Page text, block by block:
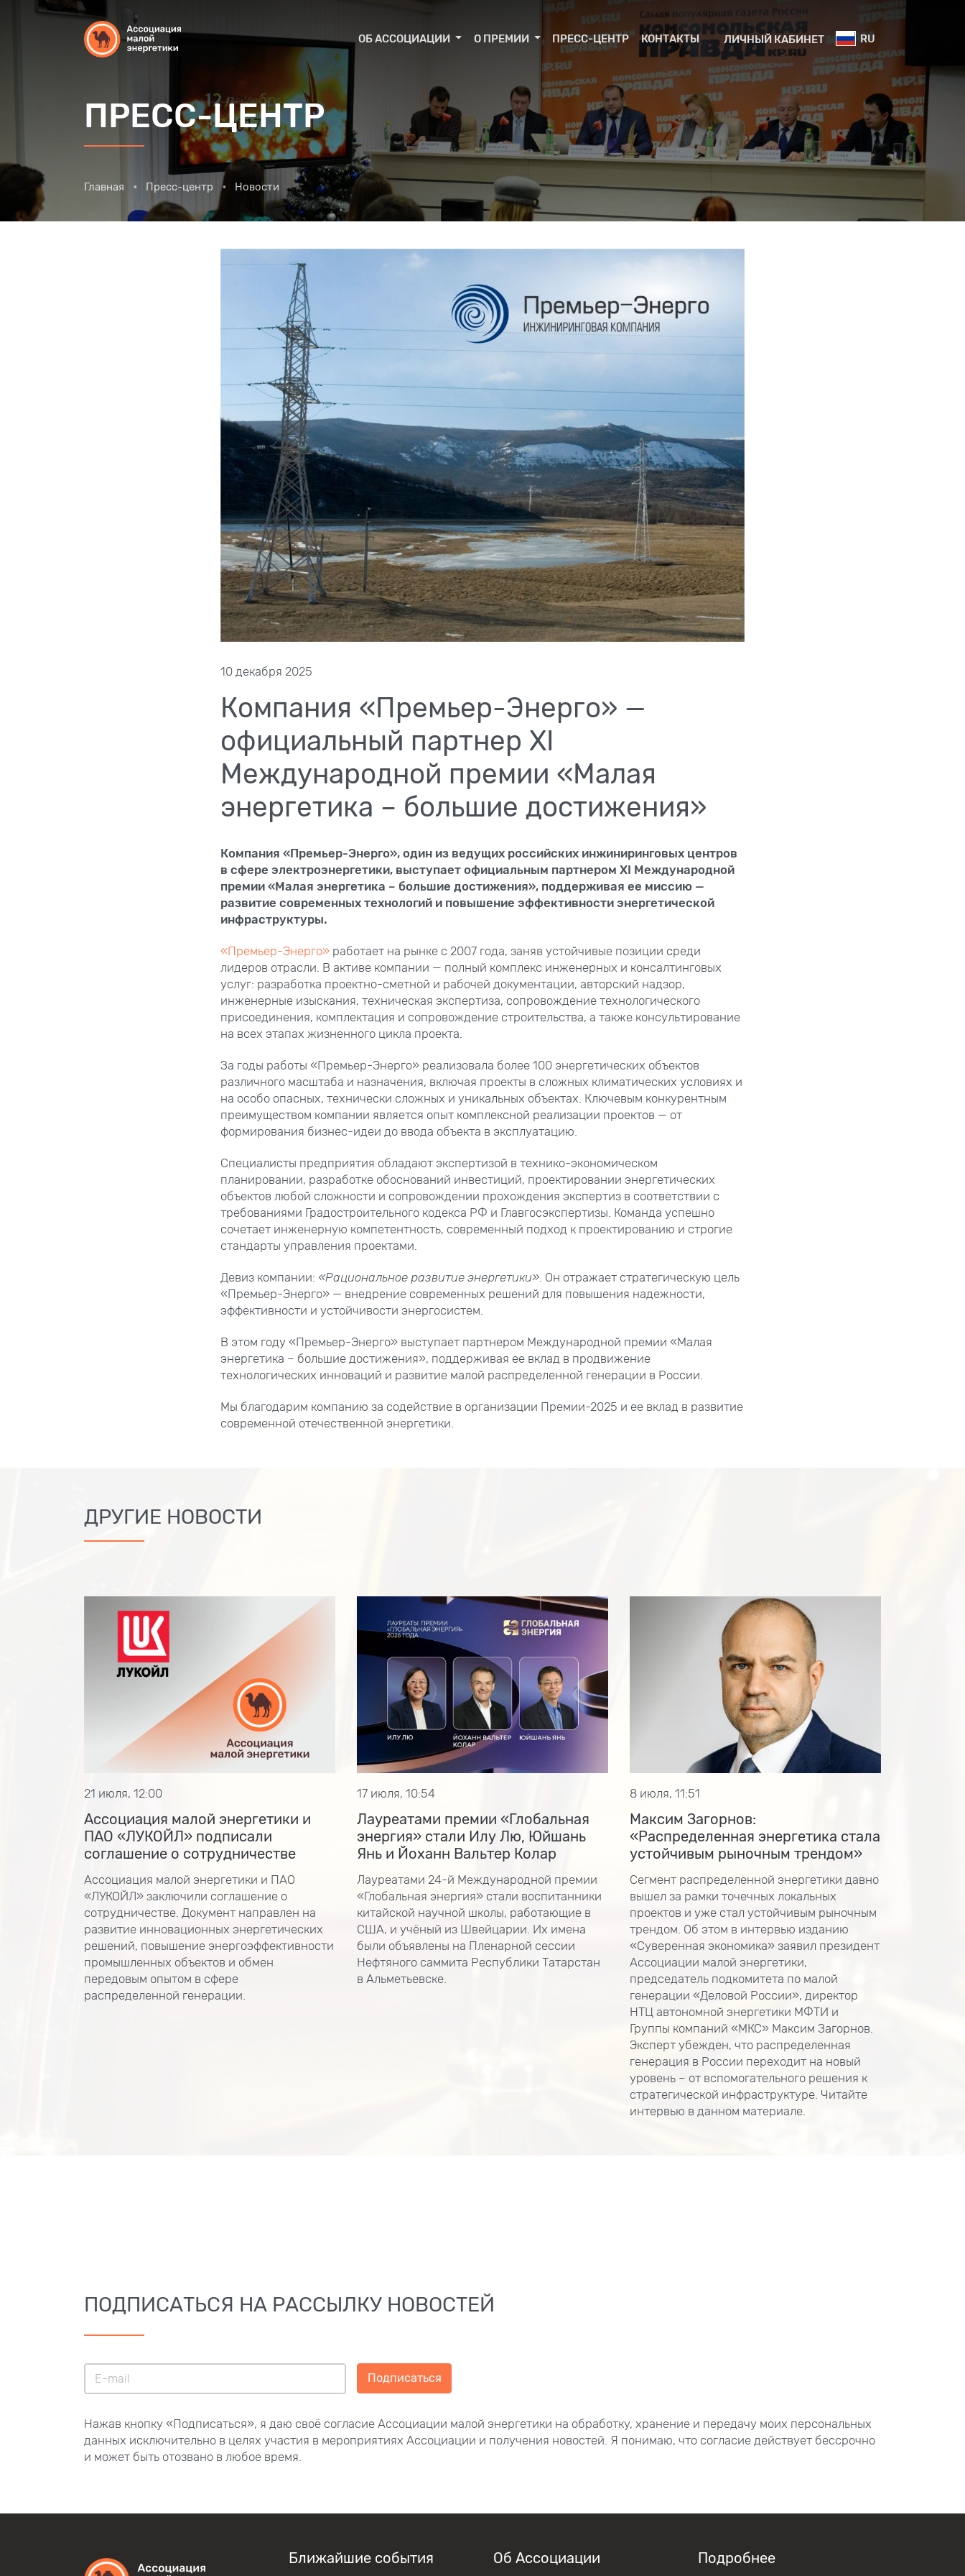
ЛИЧНЫЙ КАБИНЕТ RU
ОБ АССОЦИАЦИИ О ПРЕМИИ ПРЕСС-ЦЕНТР КОНТАКТЫ
ПРЕСС-ЦЕНТР
Главная Пресс-центр Новости
10 декабря 2025
Компания «Премьер-Энерго» —
официальный партнер XI
Международной премии «Малая
энергетика – большие достижения»
Компания «Премьер-Энерго», один из ведущих российских инжиниринговых центров
в сфере электроэнергетики, выступает официальным партнером XI Международной
премии «Малая энергетика – большие достижения», поддерживая ее миссию —
развитие современных технологий и повышение эффективности энергетической
инфраструктуры.
«Премьер-Энерго» работает на рынке с 2007 года, заняв устойчивые позиции среди
лидеров отрасли. В активе компании — полный комплекс инженерных и консалтинговых
услуг: разработка проектно-сметной и рабочей документации, авторский надзор,
инженерные изыскания, техническая экспертиза, сопровождение технологического
присоединения, комплектация и сопровождение строительства, а также консультирование
на всех этапах жизненного цикла проекта.
За годы работы «Премьер-Энерго» реализовала более 100 энергетических объектов
различного масштаба и назначения, включая проекты в сложных климатических условиях и
на особо опасных, технически сложных и уникальных объектах. Ключевым конкурентным
преимуществом компании является опыт комплексной реализации проектов — от
формирования бизнес-идеи до ввода объекта в эксплуатацию.
Специалисты предприятия обладают экспертизой в технико-экономическом
планировании, разработке обоснований инвестиций, проектировании энергетических
объектов любой сложности и сопровождении прохождения экспертиз в соответствии с
требованиями Градостроительного кодекса РФ и Главгосэкспертизы. Команда успешно
сочетает инженерную компетентность, современный подход к проектированию и строгие
стандарты управления проектами.
Девиз компании: «Рациональное развитие энергетики» . Он отражает стратегическую цель
«Премьер-Энерго» — внедрение современных решений для повышения надежности,
эффективности и устойчивости энергосистем.
В этом году «Премьер-Энерго» выступает партнером Международной премии «Малая
энергетика – большие достижения», поддерживая ее вклад в продвижение
технологических инноваций и развитие малой распределенной генерации в России.
Мы благодарим компанию за содействие в организации Премии-2025 и ее вклад в развитие
современной отечественной энергетики.
ДРУГИЕ НОВОСТИ
21 июля, 12:00
Ассоциация малой энергетики и
ПАО «ЛУКОЙЛ» подписали
соглашение о сотрудничестве
Ассоциация малой энергетики и ПАО
«ЛУКОЙЛ» заключили соглашение о
сотрудничестве. Документ направлен на
развитие инновационных энергетических
решений, повышение энергоэффективности
промышленных объектов и обмен
передовым опытом в сфере
распределенной генерации.
17 июля, 10:54
Лауреатами премии «Глобальная
энергия» стали Илу Лю, Юйшань
Янь и Йоханн Вальтер Колар
Лауреатами 24-й Международной премии
«Глобальная энергия» стали воспитанники
китайской научной школы, работающие в
США, и учёный из Швейцарии. Их имена
были объявлены на Пленарной сессии
Нефтяного саммита Республики Татарстан
в Альметьевске.
8 июля, 11:51
Максим Загорнов:
«Распределенная энергетика стала
устойчивым рыночным трендом»
Сегмент распределенной энергетики давно
вышел за рамки точечных локальных
проектов и уже стал устойчивым рыночным
трендом. Об этом в интервью изданию
«Суверенная экономика» заявил президент
Ассоциации малой энергетики,
председатель подкомитета по малой
генерации «Деловой России», директор
НТЦ автономной энергетики МФТИ и
Группы компаний «МКС» Максим Загорнов.
Эксперт убежден, что распределенная
генерация в России переходит на новый
уровень – от вспомогательного решения к
стратегической инфраструктуре. Читайте
интервью в данном материале.
ПОДПИСАТЬСЯ НА РАССЫЛКУ НОВОСТЕЙ
Подписаться
Нажав кнопку «Подписаться», я даю своё согласие Ассоциации малой энергетики на обработку, хранение и передачу моих персональных
данных исключительно в целях участия в мероприятиях Ассоциации и получения новостей. Я понимаю, что согласие действует бессрочно
и может быть отозвано в любое время.
Ближайшие события Об Ассоциации Подробнее